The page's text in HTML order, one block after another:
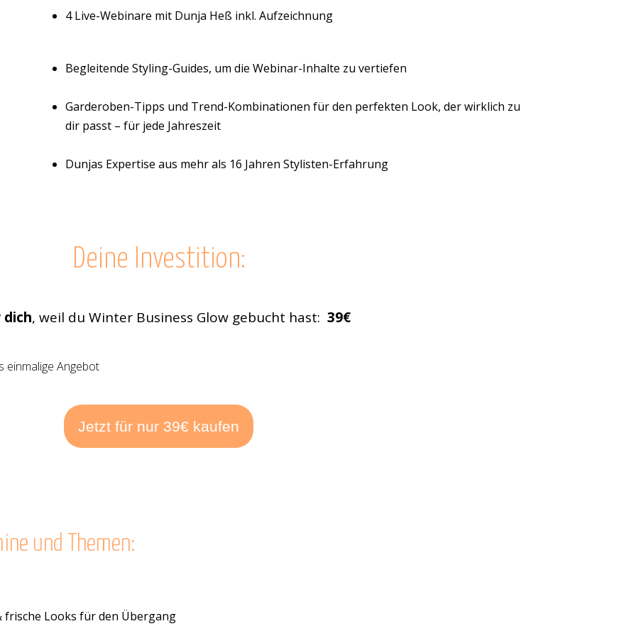
4 Live-Webinare mit Dunja Heß inkl. Aufzeichnung
Begleitende Styling-Guides, um die Webinar-Inhalte zu vertiefen
Garderoben-Tipps und Trend-Kombinationen für den perfekten Look, der wirklich zu
dir passt – für jede Jahreszeit
Dunjas Expertise aus mehr als 16 Jahren Stylisten-Erfahrung
Deine Investition:
, weil du Winter Business Glow gebucht hast: 39€
einmalige Angebot
Jetzt für nur 39€ kaufen
und Themen:
frische Looks für den Übergang